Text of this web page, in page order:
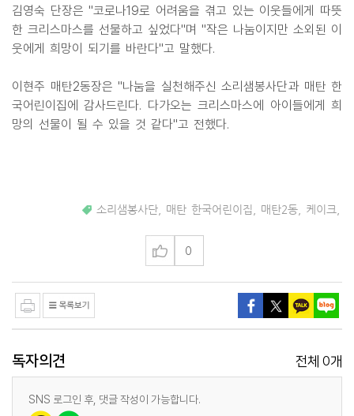
김영숙 단장은 "코로나19로 어려움을 겪고 있는 이웃들에게 따뜻
한 크리스마스를 선물하고 싶었다"며 "작은 나눔이지만 소외된 이
웃에게 희망이 되기를 바란다"고 말했다.
이현주 매탄2동장은 "나눔을 실천해주신 소리샘봉사단과 매탄 한
국어린이집에 감사드린다. 다가오는 크리스마스에 아이들에게 희
망의 선물이 될 수 있을 것 같다"고 전했다.
소리샘봉사단 매탄 한국어린이집 매탄2동 케이크
0
독자의견 전체 0개
SNS 로그인 후, 댓글 작성이 가능합니다.